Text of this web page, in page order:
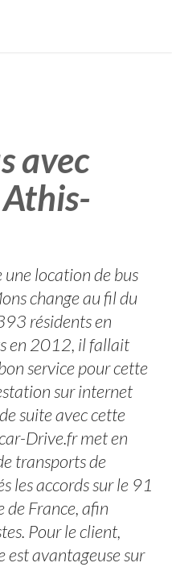
avec
une location de bus
change au fil du
résidents en
en 2012, il fallait
service pour cette
sur internet
suite avec cette
Drive.fr met en
transports de
les accords sur le 91
de France, afin
Pour le client,
est avantageuse sur